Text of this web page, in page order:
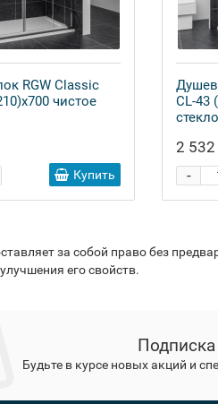
RGW Classic
чистое
Купить
CL-43
стекло
2
-
за собой право без
его свойств.
Будьте в курсе новых акций и